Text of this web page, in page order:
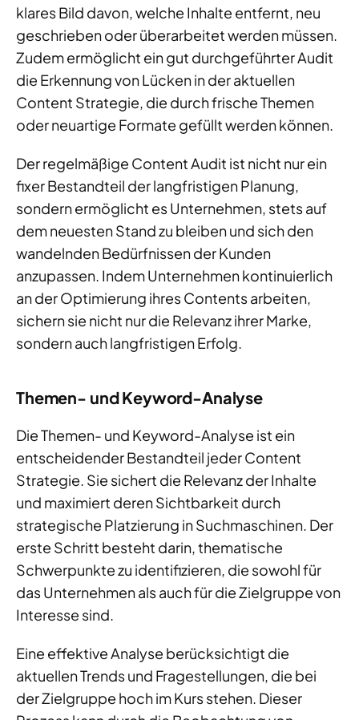
klares Bild davon, welche Inhalte entfernt, neu
geschrieben oder überarbeitet werden müssen.
Zudem ermöglicht ein gut durchgeführter Audit
die Erkennung von Lücken in der aktuellen
Content Strategie, die durch frische Themen
oder neuartige Formate gefüllt werden können.
Der regelmäßige Content Audit ist nicht nur ein
fixer Bestandteil der langfristigen Planung,
sondern ermöglicht es Unternehmen, stets auf
dem neuesten Stand zu bleiben und sich den
wandelnden Bedürfnissen der Kunden
anzupassen. Indem Unternehmen kontinuierlich
an der Optimierung ihres Contents arbeiten,
sichern sie nicht nur die Relevanz ihrer Marke,
sondern auch langfristigen Erfolg.
Themen- und Keyword-Analyse
Die Themen- und Keyword-Analyse ist ein
entscheidender Bestandteil jeder Content
Strategie. Sie sichert die Relevanz der Inhalte
und maximiert deren Sichtbarkeit durch
strategische Platzierung in Suchmaschinen. Der
erste Schritt besteht darin, thematische
Schwerpunkte zu identifizieren, die sowohl für
das Unternehmen als auch für die Zielgruppe von
Interesse sind.
Eine effektive Analyse berücksichtigt die
aktuellen Trends und Fragestellungen, die bei
der Zielgruppe hoch im Kurs stehen. Dieser